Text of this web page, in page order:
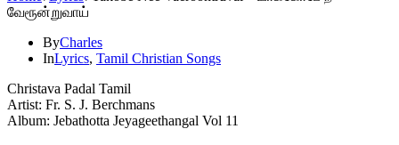
வேரூன்றுவாய்
ByCharles
InLyrics, Tamil Christian Songs
Christava Padal Tamil
Artist: Fr. S. J. Berchmans
Album: Jebathotta Jeyageethangal Vol 11